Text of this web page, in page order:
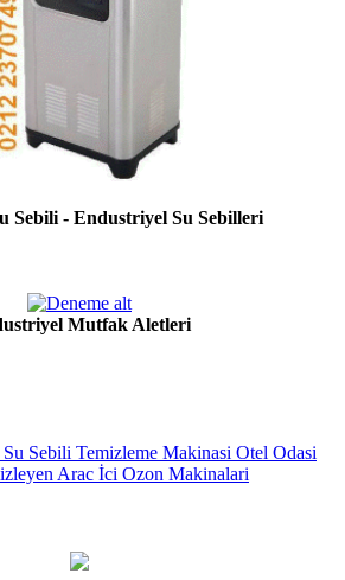
Sebili - Endustriyel Su Sebilleri
Mutfak Aletleri